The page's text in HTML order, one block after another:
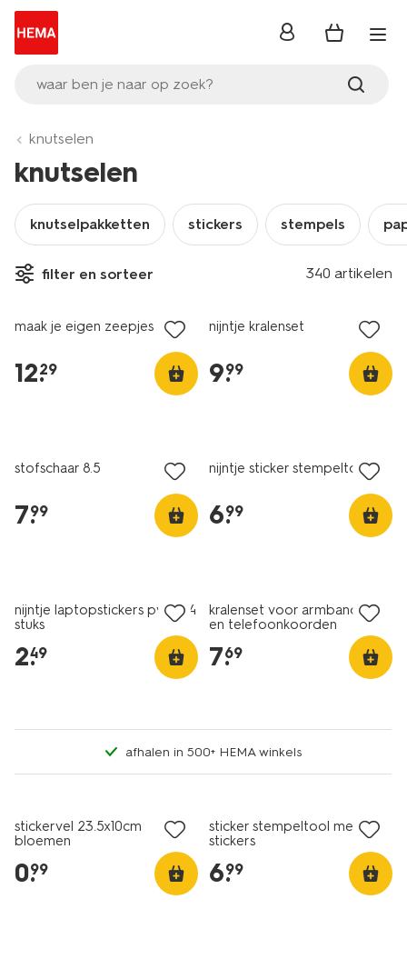
waar ben je naar op zoek?
inloggen
knutselen
knutselen
knutselpakketten stickers stempels
filter en sorteer 340 artikelen
nieuw
maak je eigen zeepjes
12.
29
nijntje kralenset
9.
99
stofschaar 8.5
7.
99
nijntje sticker stempeltool
6.
99
nijntje laptopstickers pvc - 14
stuks
2.
49
kralenset voor armbandjes
en telefoonkoorden
7.
69
afhalen in 500+ HEMA winkels
stickervel 23.5x10cm
bloemen
0.
99
sticker stempeltool met
stickers
6.
99